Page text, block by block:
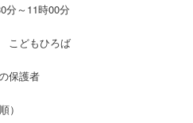
～11時00分
こどもひろば
保護者
）